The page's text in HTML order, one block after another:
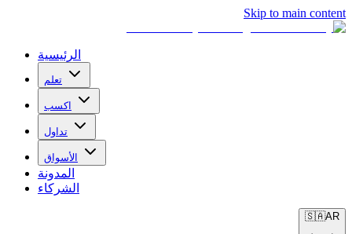
Skip to main content
الرئيسية
تعلم
اكسب
تداول
الأسواق
المدونة
الشركاء
🇸🇦AR